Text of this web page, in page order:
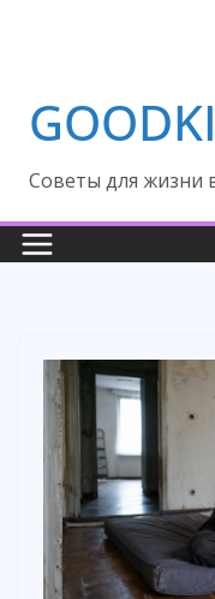
Cоветы для жизни